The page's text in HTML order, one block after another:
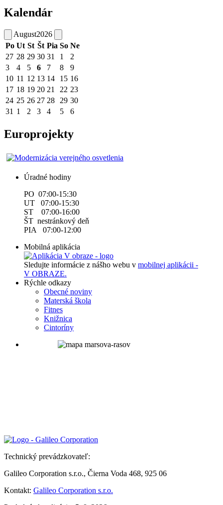
Kalendár
August2026
Po Ut St Št Pia So Ne
27 28 29 30 31 1
2
3
4 5 6 7 8
9
10 11 12 13 14 15 16
17 18 19 20 21 22 23
24 25 26 27 28 29 30
31 1 2 3 4 5 6
Europrojekty
Úradné hodiny
PO 07:00-15:30
UT 07:00-15:30
ST 07:00-16:00
ŠT nestránkový deň
PIA 07:00-12:00
Mobilná aplikácia
Sledujte informácie z nášho webu v mobilnej aplikácii -
V OBRAZE.
Rýchle odkazy
Obecné noviny
Materská škola
Fitnes
Knižnica
Cintoríny
Technický prevádzkovateľ:
Galileo Corporation s.r.o., Čierna Voda 468, 925 06
Kontakt: Galileo Corporation s.r.o.